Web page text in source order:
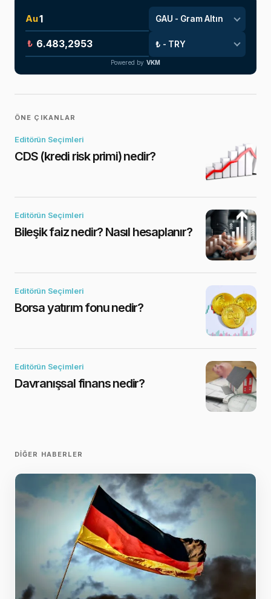
Au
₺
Powered by VKM
ÖNE ÇIKANLAR
Editörün Seçimleri
CDS (kredi risk primi) nedir?
Editörün Seçimleri
Bileşik faiz nedir? Nasıl hesaplanır?
Editörün Seçimleri
Borsa yatırım fonu nedir?
Editörün Seçimleri
Davranışsal finans nedir?
DIĞER HABERLER